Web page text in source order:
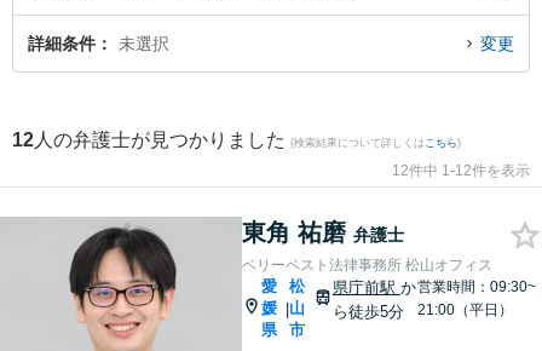
い』『離婚書類作成のトラブル解決の実績豊富な近くの弁護士を検索したい』
『初回相談無料で離婚書類作成を法律相談できる愛媛県内の弁護士に相談予約
詳細条件 未選択 変更
12 人の弁護士が見つかりました (検索結果について詳しくは こちら)
12件中 1-12件を表示
東角 祐磨 弁護士
ベリーベスト法律事務所 松山オフィス
愛
媛
県
|
松
山
市
県庁前駅 か
ら徒歩5分
営業時間：09:30~
21:00（平日）